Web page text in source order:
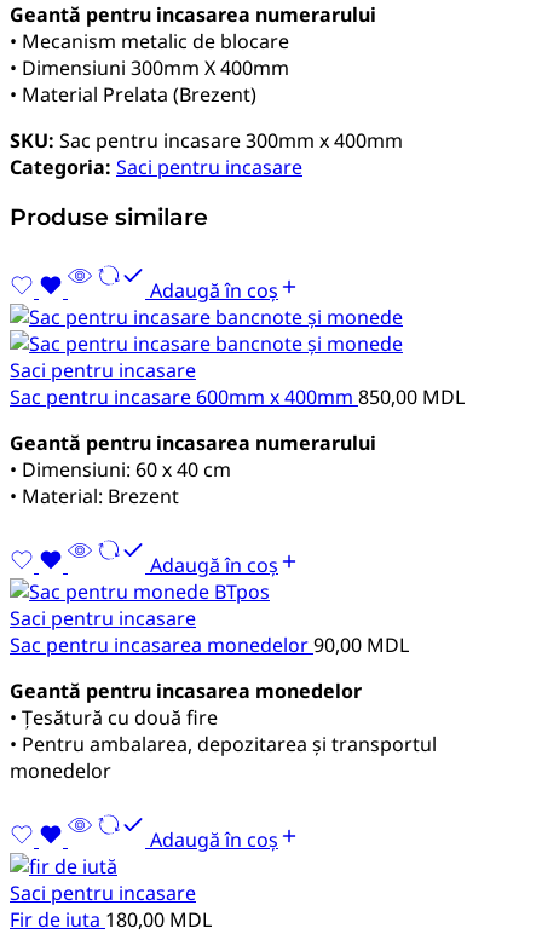
Geantă pentru incasarea numerarului
• Mecanism metalic de blocare
• Dimensiuni 300mm X 400mm
• Material Prelata (Brezent)
SKU: Sac pentru incasare 300mm x 400mm
Categoria: Saci pentru incasare
Produse similare
Adaugă în coș
Saci pentru incasare
Sac pentru incasare 600mm x 400mm 850,00 MDL
Geantă pentru incasarea numerarului
• Dimensiuni: 60 х 40 cm
• Material: Brezent
Adaugă în coș
Saci pentru incasare
Sac pentru incasarea monedelor90,00 MDL
Geantă pentru incasarea monedelor
• Țesătură cu două fire
• Pentru ambalarea, depozitarea și transportul
monedelor
Adaugă în coș
Saci pentru incasare
Fir de iuta 180,00 MDL